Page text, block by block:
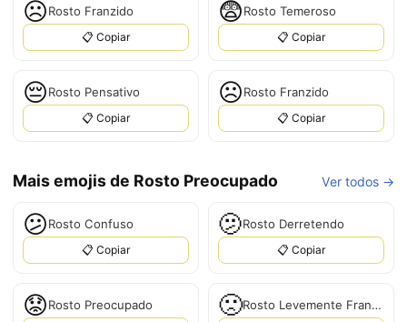
☹Rosto Franzido
📋 Copiar
😨Rosto Temeroso
📋 Copiar
😔Rosto Pensativo
📋 Copiar
☹️Rosto Franzido
📋 Copiar
Mais emojis de Rosto Preocupado Ver todos →
😕Rosto Confuso
📋 Copiar
🫤Rosto Derretendo
📋 Copiar
😟Rosto Preocupado 🙁 Rosto Levemente Franzido